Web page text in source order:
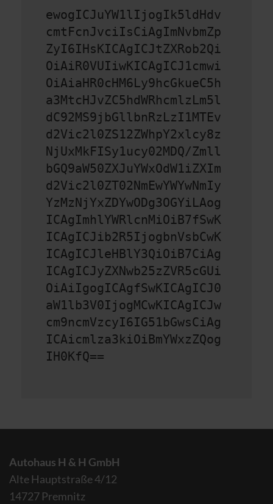
ewogICJuYW1lIjogIk5ldHdv
cmtFcnJvciIsCiAgImNvbmZp
ZyI6IHsKICAgICJtZXRob2Qi
OiAiR0VUIiwKICAgICJ1cmwi
OiAiaHR0cHM6Ly9hcGkueC5h
a3MtcHJvZC5hdWRhcmlzLm5l
dC92MS9jbGllbnRzLzI1MTEv
d2Vic2l0ZS12ZWhpY2xlcy8z
NjUxMkFISy1ucy02MDQ/Zmll
bGQ9aW50ZXJuYWxOdW1iZXIm
d2Vic2l0ZT02NmEwYWYwNmIy
YzMzNjYxZDYwODg3OGYiLAog
ICAgImhlYWRlcnMiOiB7fSwK
ICAgICJib2R5IjogbnVsbCwK
ICAgICJleHBlY3QiOiB7CiAg
ICAgICJyZXNwb25zZVR5cGUi
OiAiIgogICAgfSwKICAgICJ0
aW1lb3V0IjogMCwKICAgICJw
cm9ncmVzcyI6IG51bGwsCiAg
ICAicmlza3kiOiBmYWxzZQog
IH0KfQ==
Autohaus H & H GmbH
Alte Hauptstraße 4/12
14727 Premnitz